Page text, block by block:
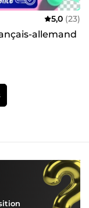
5,0 (23)
allemand